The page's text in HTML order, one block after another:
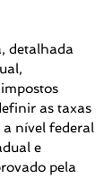
detalhada
as taxas
a nível federal
e
pela